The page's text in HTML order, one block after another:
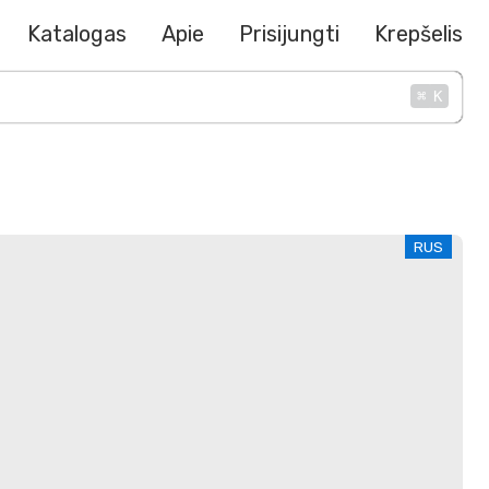
Katalogas Apie Prisijungti Krepšelis
⌘ K
RUS